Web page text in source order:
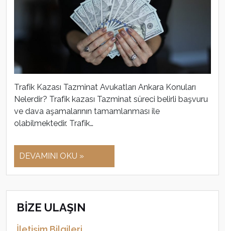
Trafik Kazası Tazminat Avukatları Ankara Konuları
Nelerdir? Trafik kazası Tazminat süreci belirli başvuru
ve dava aşamalarının tamamlanması ile
olabilmektedir. Trafik…
DEVAMINI OKU »
BİZE ULAŞIN